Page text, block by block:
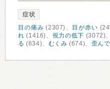
症状
目の痛み (2307)、 目が赤い
れ (1416)、 視力の低下 (3072)
る (634)、 むくみ (674)、 歪ん